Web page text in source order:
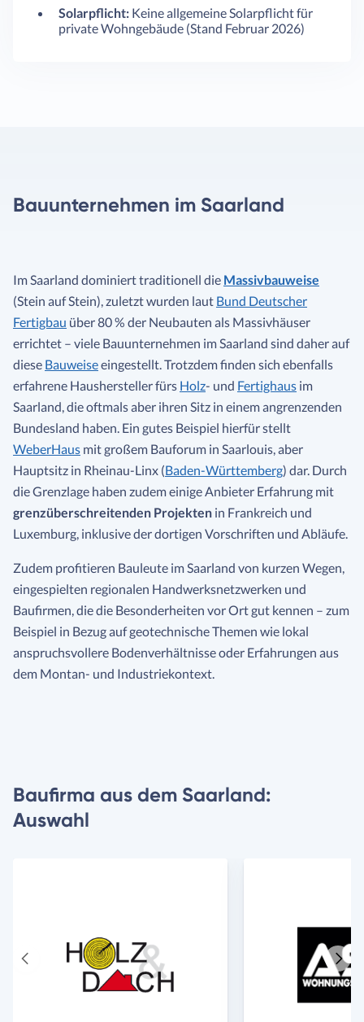
Solarpflicht: Keine allgemeine Solarpflicht für
private Wohngebäude (Stand Februar 2026)
Bauunternehmen im Saarland
Im Saarland dominiert traditionell die Massivbauweise
(Stein auf Stein), zuletzt wurden laut Bund Deutscher
Fertigbau über 80 % der Neubauten als Massivhäuser
errichtet – viele Bauunternehmen im Saarland sind daher auf
diese Bauweiseeingestellt. Trotzdem finden sich ebenfalls
erfahrene Haushersteller fürs Holz- und Fertighaus im
Saarland, die oftmals aber ihren Sitz in einem angrenzenden
Bundesland haben. Ein gutes Beispiel hierfür stellt
WeberHaus mit großem Bauforum in Saarlouis, aber
Hauptsitz in Rheinau-Linx (Baden-Württemberg) dar. Durch
die Grenzlage haben zudem einige Anbieter Erfahrung mit
grenzüberschreitenden Projekten in Frankreich und
Luxemburg, inklusive der dortigen Vorschriften und Abläufe.
Zudem profitieren Bauleute im Saarland von kurzen Wegen,
eingespielten regionalen Handwerksnetzwerken und
Baufirmen, die die Besonderheiten vor Ort gut kennen – zum
Beispiel in Bezug auf geotechnische Themen wie lokal
anspruchsvollere Bodenverhältnisse oder Erfahrungen aus
dem Montan- und Industriekontext.
Baufirma aus dem Saarland:
Auswahl